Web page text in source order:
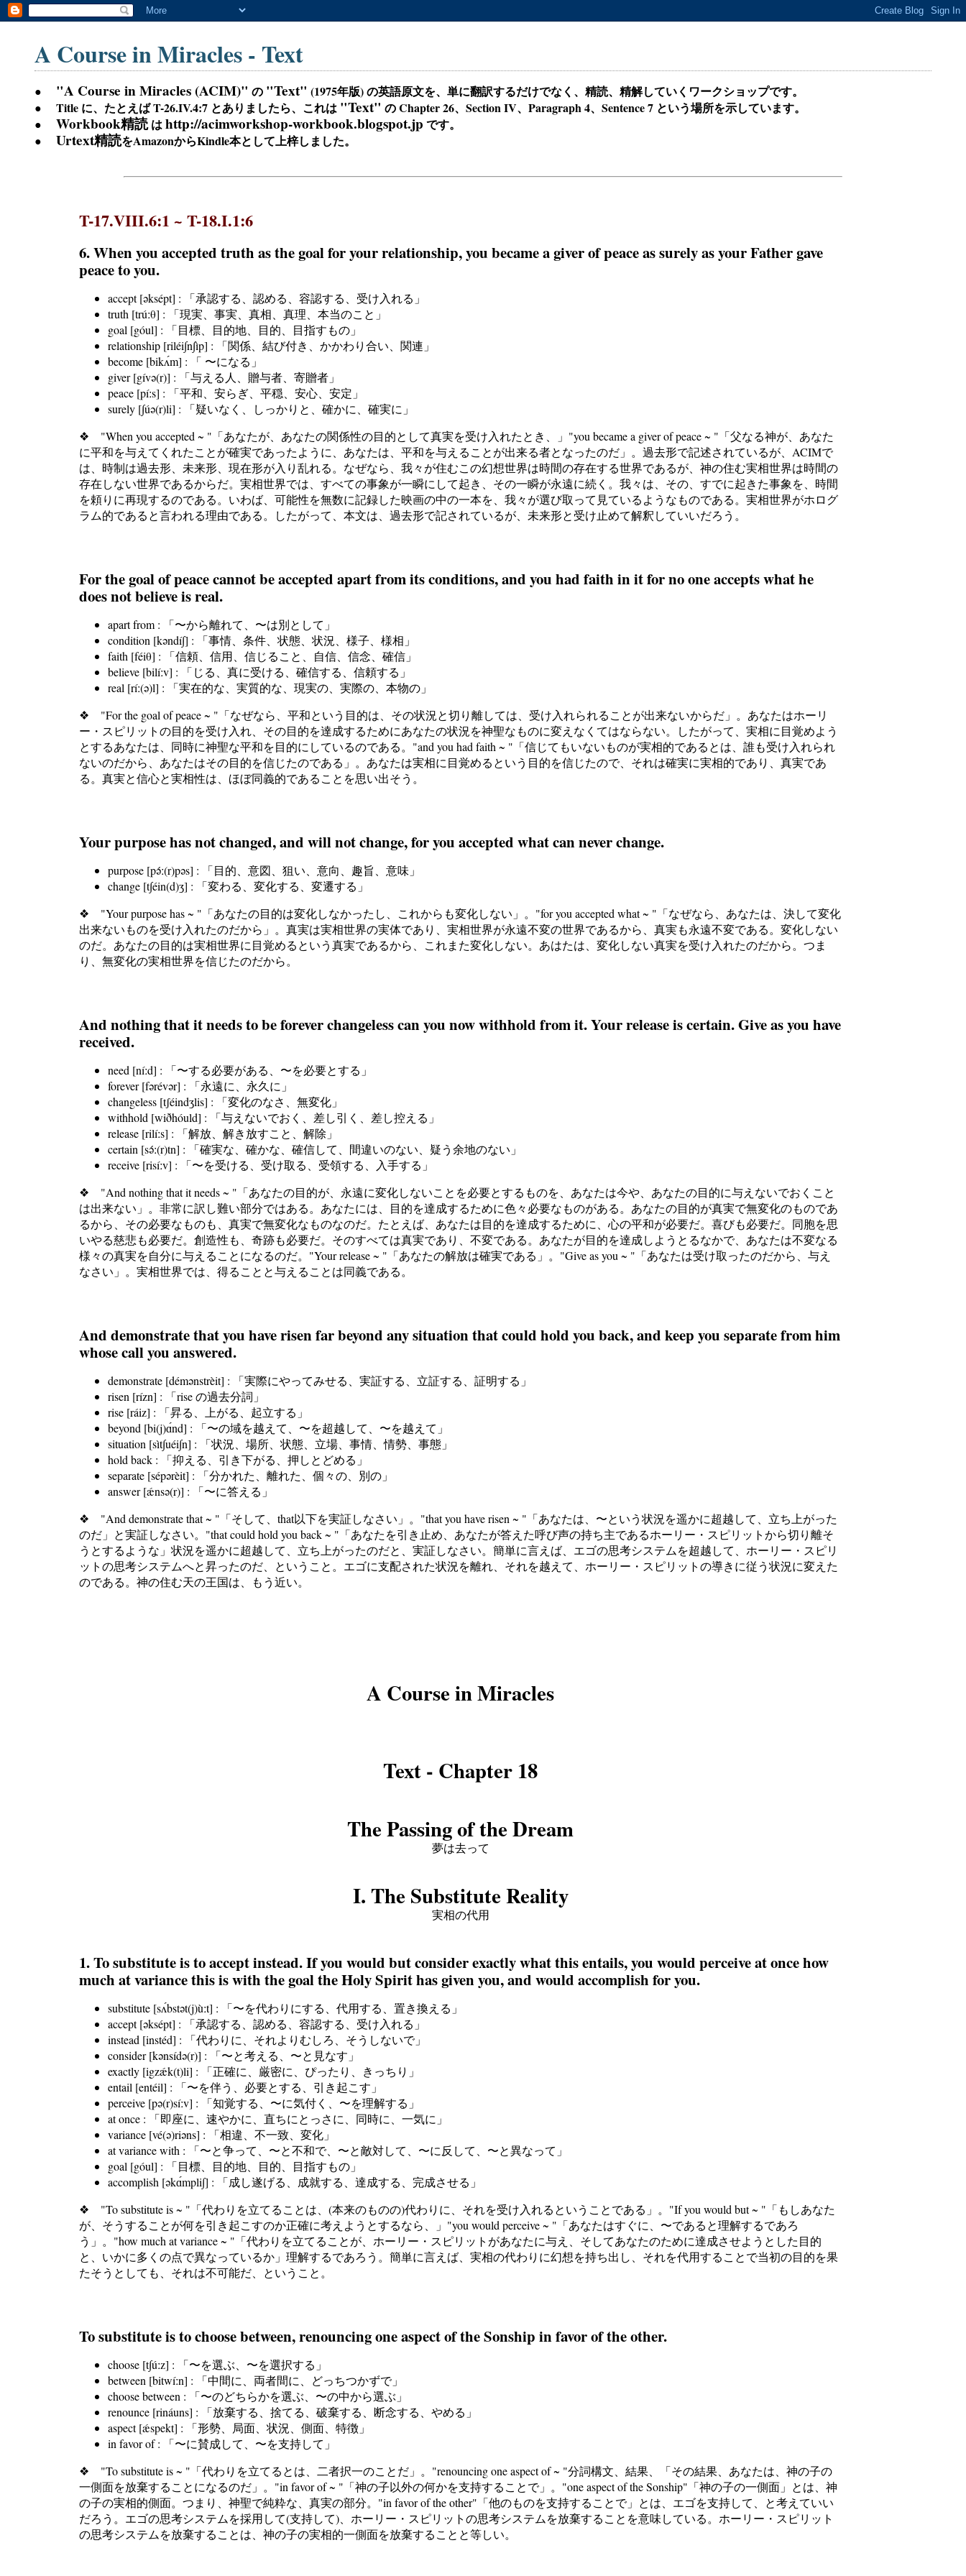
A Course in Miracles - Text
● "A Course in Miracles (ACIM)" の "Text" (1975年版) の英語原文を、単に翻訳するだけでなく、精読、精解していくワークショップです。
● Title に、たとえば T-26.IV.4:7 とありましたら、これは "Text" の Chapter 26、Section IV、Paragraph 4、Sentence 7 という場所を示しています。
● Workbook精読はhttp://acimworkshop-workbook.blogspot.jp です。
● Urtext精読をAmazonからKindle本として上梓しました。
T-17.VIII.6:1 ~ T-18.I.1:6
6. When you accepted truth as the goal for your relationship, you became a giver of peace as surely as your Father gave
peace to you.
accept [əksépt] : 「承認する、認める、容認する、受け入れる」
truth [trúːθ] : 「現実、事実、真相、真理、本当のこと」
goal [góul] : 「目標、目的地、目的、目指すもの」
relationship [riléi∫n∫ìp] : 「関係、結び付き、かかわり合い、関連」
become [bikʌ́m] : 「 〜になる」
giver [gívə(r)] : 「与える人、贈与者、寄贈者」
peace [píːs] : 「平和、安らぎ、平穏、安心、安定」
surely [∫úə(r)li] : 「疑いなく、しっかりと、確かに、確実に」
❖ "When you accepted ~ "「あなたが、あなたの関係性の目的として真実を受け入れたとき、」"you became a giver of peace ~ "「父なる神が、あなた
に平和を与えてくれたことが確実であったように、あなたは、平和を与えることが出来る者となったのだ」。過去形で記述されているが、ACIMで
は、時制は過去形、未来形、現在形が入り乱れる。なぜなら、我々が住むこの幻想世界は時間の存在する世界であるが、神の住む実相世界は時間の
存在しない世界であるからだ。実相世界では、すべての事象が一瞬にして起き、その一瞬が永遠に続く。我々は、その、すでに起きた事象を、時間
を頼りに再現するのである。いわば、可能性を無数に記録した映画の中の一本を、我々が選び取って見ているようなものである。実相世界がホログ
ラム的であると言われる理由である。したがって、本文は、過去形で記されているが、未来形と受け止めて解釈していいだろう。
For the goal of peace cannot be accepted apart from its conditions, and you had faith in it for no one accepts what he
does not believe is real.
apart from : 「〜から離れて、〜は別として」
condition [kəndí∫] : 「事情、条件、状態、状況、様子、様相」
faith [féiθ] : 「信頼、信用、信じること、自信、信念、確信」
believe [bilíːv] : 「じる、真に受ける、確信する、信頼する」
real [ríː(ə)l] : 「実在的な、実質的な、現実の、実際の、本物の」
❖ "For the goal of peace ~ "「なぜなら、平和という目的は、その状況と切り離しては、受け入れられることが出来ないからだ」。あなたはホーリ
ー・スピリットの目的を受け入れ、その目的を達成するためにあなたの状況を神聖なものに変えなくてはならない。したがって、実相に目覚めよう
とするあなたは、同時に神聖な平和を目的にしているのである。"and you had faith ~ "「信じてもいないものが実相的であるとは、誰も受け入れられ
ないのだから、あなたはその目的を信じたのである」。あなたは実相に目覚めるという目的を信じたので、それは確実に実相的であり、真実であ
る。真実と信心と実相性は、ほぼ同義的であることを思い出そう。
Your purpose has not changed, and will not change, for you accepted what can never change.
purpose [pə́ː(r)pəs] : 「目的、意図、狙い、意向、趣旨、意味」
change [t∫éin(d)ʒ] : 「変わる、変化する、変遷する」
❖ "Your purpose has ~ "「あなたの目的は変化しなかったし、これからも変化しない」。"for you accepted what ~ "「なぜなら、あなたは、決して変化
出来ないものを受け入れたのだから」。真実は実相世界の実体であり、実相世界が永遠不変の世界であるから、真実も永遠不変である。変化しない
のだ。あなたの目的は実相世界に目覚めるという真実であるから、これまた変化しない。あはたは、変化しない真実を受け入れたのだから。つま
り、無変化の実相世界を信じたのだから。
And nothing that it needs to be forever changeless can you now withhold from it. Your release is certain. Give as you have
received.
need [níːd] : 「〜する必要がある、〜を必要とする」
forever [fərévər] : 「永遠に、永久に」
changeless [tʃéindʒlis] : 「変化のなさ、無変化」
withhold [wiðhóuld] : 「与えないでおく、差し引く、差し控える」
release [rilíːs] : 「解放、解き放すこと、解除」
certain [sə́ː(r)tn] : 「確実な、確かな、確信して、間違いのない、疑う余地のない」
receive [risíːv] : 「〜を受ける、受け取る、受領する、入手する」
❖ "And nothing that it needs ~ "「あなたの目的が、永遠に変化しないことを必要とするものを、あなたは今や、あなたの目的に与えないでおくこと
は出来ない」。非常に訳し難い部分ではある。あなたには、目的を達成するために色々必要なものがある。あなたの目的が真実で無変化のものであ
るから、その必要なものも、真実で無変化なものなのだ。たとえば、あなたは目的を達成するために、心の平和が必要だ。喜びも必要だ。同胞を思
いやる慈悲も必要だ。創造性も、奇跡も必要だ。そのすべては真実であり、不変である。あなたが目的を達成しようとるなかで、あなたは不変なる
様々の真実を自分に与えることになるのだ。"Your release ~ "「あなたの解放は確実である」。"Give as you ~ "「あなたは受け取ったのだから、与え
なさい」。実相世界では、得ることと与えることは同義である。
And demonstrate that you have risen far beyond any situation that could hold you back, and keep you separate from him
whose call you answered.
demonstrate [démənstrèit] : 「実際にやってみせる、実証する、立証する、証明する」
risen [rízn] : 「rise の過去分詞」
rise [ráiz] : 「昇る、上がる、起立する」
beyond [bi(j)ɑ́nd] : 「〜の域を越えて、〜を超越して、〜を越えて」
situation [sìt∫uéi∫n] : 「状況、場所、状態、立場、事情、情勢、事態」
hold back : 「抑える、引き下がる、押しとどめる」
separate [sépərèit] : 「分かれた、離れた、個々の、別の」
answer [ǽnsə(r)] : 「〜に答える」
❖ "And demonstrate that ~ "「そして、that以下を実証しなさい」。"that you have risen ~ "「あなたは、〜という状況を遥かに超越して、立ち上がった
のだ」と実証しなさい。"that could hold you back ~ "「あなたを引き止め、あなたが答えた呼び声の持ち主であるホーリー・スピリットから切り離そ
うとするような」状況を遥かに超越して、立ち上がったのだと、実証しなさい。簡単に言えば、エゴの思考システムを超越して、ホーリー・スピリ
ットの思考システムへと昇ったのだ、ということ。エゴに支配された状況を離れ、それを越えて、ホーリー・スピリットの導きに従う状況に変えた
のである。神の住む天の王国は、もう近い。
A Course in Miracles
Text - Chapter 18
The Passing of the Dream
夢は去って
I. The Substitute Reality
実相の代用
1. To substitute is to accept instead. If you would but consider exactly what this entails, you would perceive at once how
much at variance this is with the goal the Holy Spirit has given you, and would accomplish for you.
substitute [sʌ́bstət(j)ùːt] : 「〜を代わりにする、代用する、置き換える」
accept [əksépt] : 「承認する、認める、容認する、受け入れる」
instead [instéd] : 「代わりに、それよりむしろ、そうしないで」
consider [kənsídə(r)] : 「〜と考える、〜と見なす」
exactly [igzǽk(t)li] : 「正確に、厳密に、ぴったり、きっちり」
entail [entéil] : 「〜を伴う、必要とする、引き起こす」
perceive [pə(r)síːv] : 「知覚する、〜に気付く、〜を理解する」
at once : 「即座に、速やかに、直ちにとっさに、同時に、一気に」
variance [vé(ə)riəns] : 「相違、不一致、変化」
at variance with : 「〜と争って、〜と不和で、〜と敵対して、〜に反して、〜と異なって」
goal [góul] : 「目標、目的地、目的、目指すもの」
accomplish [əkɑ́mpli∫] : 「成し遂げる、成就する、達成する、完成させる」
❖ "To substitute is ~ "「代わりを立てることは、(本来のものの)代わりに、それを受け入れるということである」。"If you would but ~ "「もしあなた
が、そうすることが何を引き起こすのか正確に考えようとするなら、」"you would perceive ~ "「あなたはすぐに、〜であると理解するであろ
う」。"how much at variance ~ "「代わりを立てることが、ホーリー・スピリットがあなたに与え、そしてあなたのために達成させようとした目的
と、いかに多くの点で異なっているか」理解するであろう。簡単に言えば、実相の代わりに幻想を持ち出し、それを代用することで当初の目的を果
たそうとしても、それは不可能だ、ということ。
To substitute is to choose between, renouncing one aspect of the Sonship in favor of the other.
choose [t∫úːz] : 「〜を選ぶ、〜を選択する」
between [bitwíːn] : 「中間に、両者間に、どっちつかずで」
choose between : 「〜のどちらかを選ぶ、〜の中から選ぶ」
renounce [rináuns] : 「放棄する、捨てる、破棄する、断念する、やめる」
aspect [ǽspekt] : 「形勢、局面、状況、側面、特徴」
in favor of : 「〜に賛成して、〜を支持して」
❖ "To substitute is ~ "「代わりを立てるとは、二者択一のことだ」。"renouncing one aspect of ~ "分詞構文、結果、「その結果、あなたは、神の子の
一側面を放棄することになるのだ」。"in favor of ~ "「神の子以外の何かを支持することで」。"one aspect of the Sonship"「神の子の一側面」とは、神
の子の実相的側面。つまり、神聖で純粋な、真実の部分。"in favor of the other"「他のものを支持することで」とは、エゴを支持して、と考えていい
だろう。エゴの思考システムを採用して(支持して)、ホーリー・スピリットの思考システムを放棄することを意味している。ホーリー・スピリット
の思考システムを放棄することは、神の子の実相的一側面を放棄することと等しい。